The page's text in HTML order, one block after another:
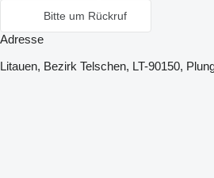
Bitte um Rückruf
Adresse
Litauen, Bezirk Telschen, LT-90150,